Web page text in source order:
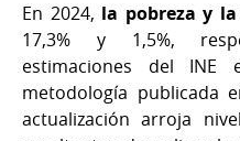
En 2024, la pobreza y
17,3% y 1,5%,
estimaciones del INE
metodología publicada
actualización arroja